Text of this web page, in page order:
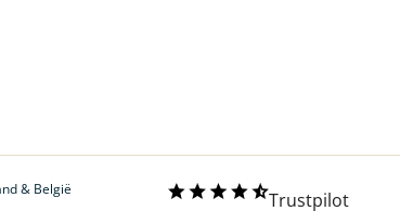
& België Trustpilot